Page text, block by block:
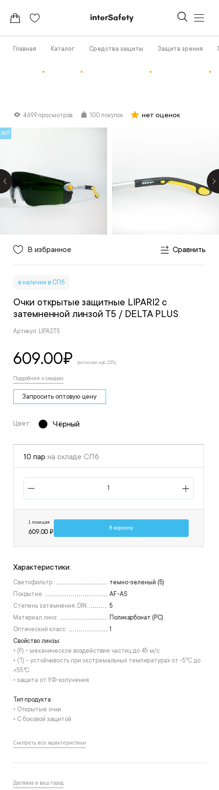
Главная Каталог Средства защиты Защита зрения
4699 просмотров 100 покупок нет оценок
ХИТ
В избранное Сравнить
в наличии в СПб
Очки открытые защитные LIPARI2 с
затемненной линзой T5 / DELTA PLUS
Артикул: LIPA2T5
609.00₽ (включая ндс 22%)
Подробнее о скидках
Запросить оптовую цену
Цвет: Чёрный
10 пар на складе СПб
1 позиция
609,00 ₽
В корзину
Характеристики:
Светофильтр:
темно-зеленый (5)
Покрытие:
AF-АS
Степень затемнения, DIN:
5
Материал линз:
Поликарбонат (РС)
Оптический класс:
1
Свойство линзы:
• (F) - механическое воздействие частиц до 45 м/с
• (T) - устойчивость при экстремальных температурах от -5°С до
+55°С
• защита от УФ-излучения
Тип продукта:
• Открытые очки
• С боковой защитой
Смотреть все характеристики
Доставка в ваш город